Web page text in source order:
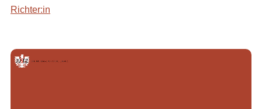
Richter:in